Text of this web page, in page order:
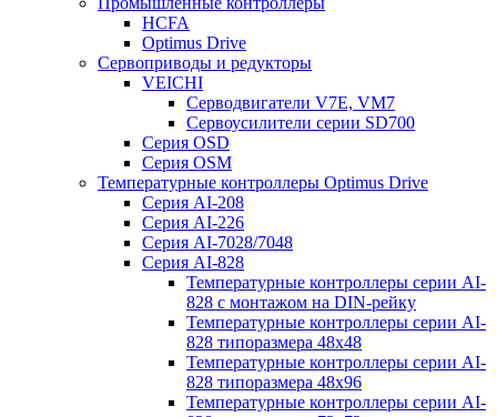
HCFA
Optimus Drive
Сервоприводы и редукторы
VEICHI
Серводвигатели V7E, VM7
Сервоусилители серии SD700
Серия OSD
Серия OSM
Температурные контроллеры Optimus Drive
Серия AI-208
Серия AI-226
Серия AI-7028/7048
Серия AI-828
Температурные контроллеры серии AI-
828 с монтажом на DIN-рейку
Температурные контроллеры серии AI-
828 типоразмера 48х48
Температурные контроллеры серии AI-
828 типоразмера 48х96
Температурные контроллеры серии AI-